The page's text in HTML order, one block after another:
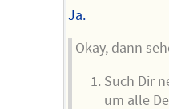
Ja.
Okay, dann
Such Dir
um alle